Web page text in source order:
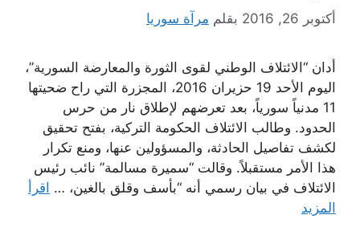
أكتوبر 26, 2016 بقلم مرآة سوريا
أدان “الائتلاف الوطني لقوى الثورة والمعارضة السورية”،
اليوم الأحد 19 حزيران 2016، المجزرة التي راح ضحيتها
11 مدنياً سورياً، بعد تعرضهم لإطلاق نار من حرس
الحدود. وطالب الائتلاف الحكومة التركية، بفتح تحقيق
لكشف تفاصيل الحادثة، والمسؤولين عنها، ومنع تكرار
هذا الأمر مستقبلاً. وقالت “سميرة مسالمة” نائب رئيس
الائتلاف في بيان رسمي أنه “بأسف وقلق بالغين، … اقرأ
المزيد